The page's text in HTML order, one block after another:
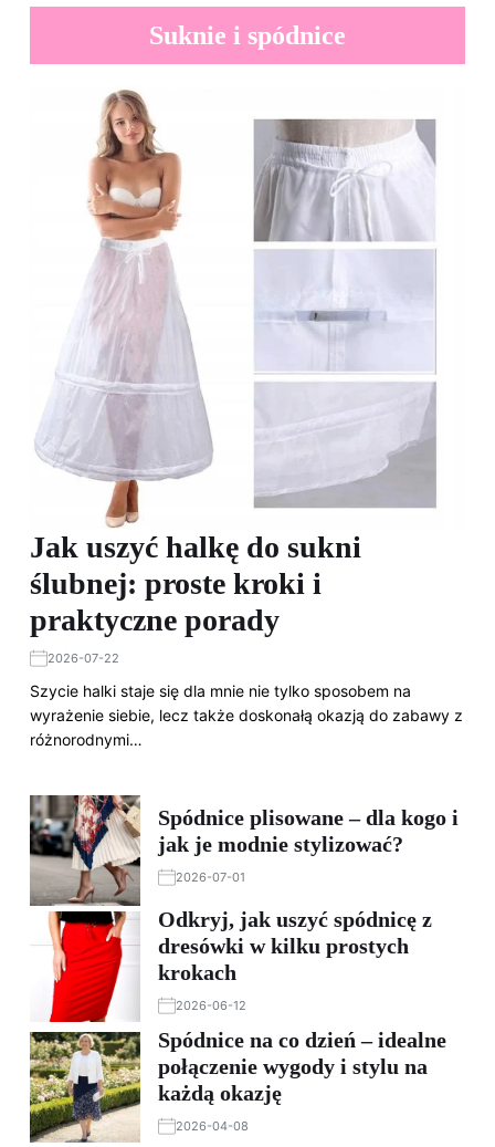
Suknie i spódnice
Jak uszyć halkę do sukni
ślubnej: proste kroki i
praktyczne porady
2026-07-22
Szycie halki staje się dla mnie nie tylko sposobem na
wyrażenie siebie, lecz także doskonałą okazją do zabawy z
różnorodnymi…
Spódnice plisowane – dla kogo i
jak je modnie stylizować?
2026-07-01
Odkryj, jak uszyć spódnicę z
dresówki w kilku prostych
krokach
2026-06-12
Spódnice na co dzień – idealne
połączenie wygody i stylu na
każdą okazję
2026-04-08